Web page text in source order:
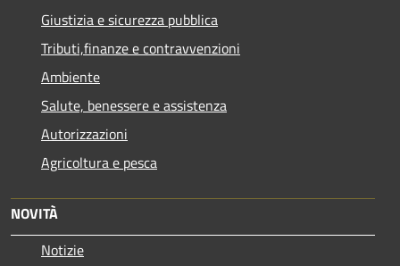
Giustizia e sicurezza pubblica
Tributi,finanze e contravvenzioni
Ambiente
Salute, benessere e assistenza
Autorizzazioni
Agricoltura e pesca
NOVITÀ
Notizie